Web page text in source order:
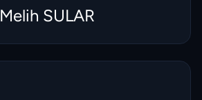
Melih SULAR